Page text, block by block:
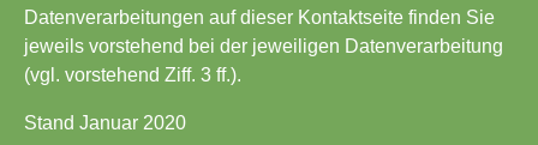
Datenverarbeitungen auf dieser Kontaktseite finden Sie
jeweils vorstehend bei der jeweiligen Datenverarbeitung
(vgl. vorstehend Ziff. 3 ff.).
Stand Januar 2020